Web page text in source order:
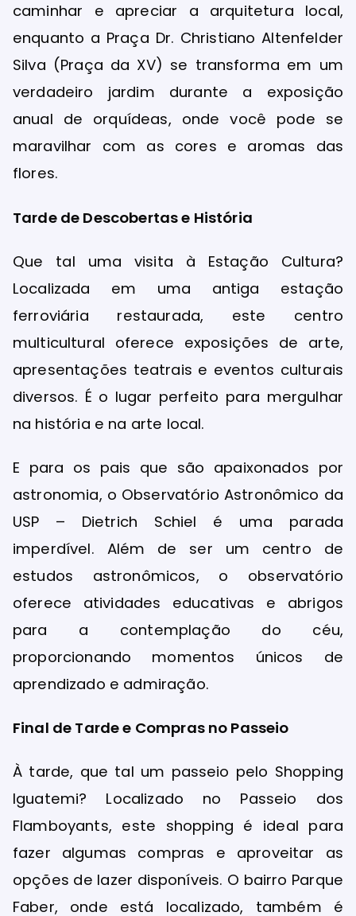
caminhar e apreciar a arquitetura local,
enquanto a Praça Dr. Christiano Altenfelder
Silva (Praça da XV) se transforma em um
verdadeiro jardim durante a exposição
anual de orquídeas, onde você pode se
maravilhar com as cores e aromas das
flores.
Tarde de Descobertas e História
Que tal uma visita à Estação Cultura?
Localizada em uma antiga estação
ferroviária restaurada, este centro
multicultural oferece exposições de arte,
apresentações teatrais e eventos culturais
diversos. É o lugar perfeito para mergulhar
na história e na arte local.
E para os pais que são apaixonados por
astronomia, o Observatório Astronômico da
USP – Dietrich Schiel é uma parada
imperdível. Além de ser um centro de
estudos astronômicos, o observatório
oferece atividades educativas e abrigos
para a contemplação do céu,
proporcionando momentos únicos de
aprendizado e admiração.
Final de Tarde e Compras no Passeio
À tarde, que tal um passeio pelo Shopping
Iguatemi? Localizado no Passeio dos
Flamboyants, este shopping é ideal para
fazer algumas compras e aproveitar as
opções de lazer disponíveis. O bairro Parque
Faber, onde está localizado, também é